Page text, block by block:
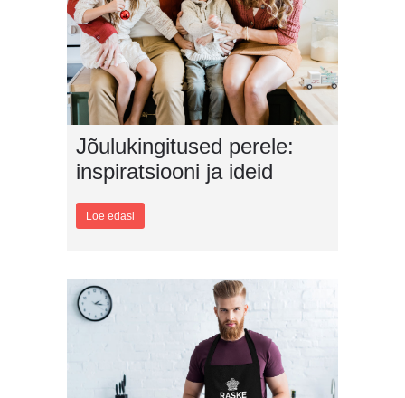
Jõulukingitused perele:
inspiratsiooni ja ideid
Loe edasi